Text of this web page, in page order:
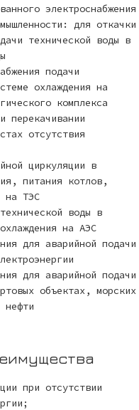
электроснабжения
для откачки
технической воды в
подачи
охлаждения на
комплекса
перекачивании
отсутствия
циркуляции в
питания котлов,
на ТЭС
воды в
на АЭС
для аварийной подачи
для аварийной подачи
объектах, морских
нефти
при отсутствии